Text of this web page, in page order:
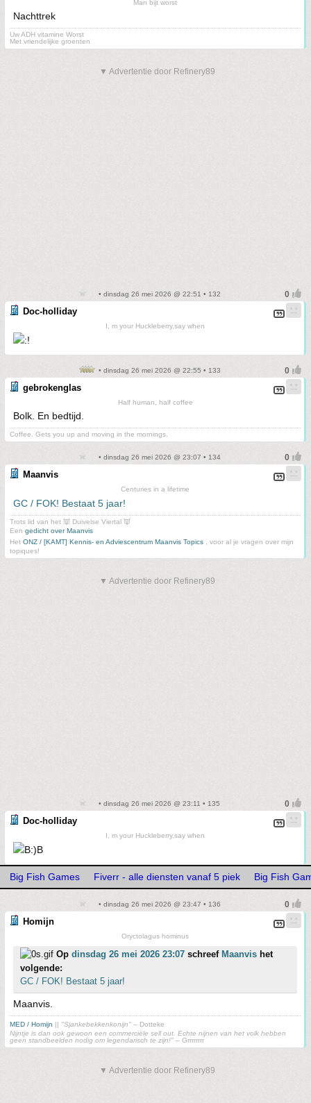
Man bijt worst
Nachttrek
Uw ADH vitamine Worst
Met vriendelijke groenten
▼ Advertentie door Refinery89
• dinsdag 26 mei 2026 @ 22:51 • 132
Doc-holliday
I, m your Huckleberry,say when
• dinsdag 26 mei 2026 @ 22:55 • 133
gebrokenglas
Half human, half coffee
Bolk. En bedtijd.
Coffee. Gets you up and moving in the mornings.
• dinsdag 26 mei 2026 @ 23:07 • 134
Maanvis
Centuries in a lifetime
GC / FOK! Bestaat 5 jaar!
Trots lid van het 👿 Duivelse Viertal 👿
Een gedicht over Maanvis
Het ONZ / [KAMT] Kennis- en Adviescentrum Maanvis Topics , voor al je vragen over mijn
topiques!
▼ Advertentie door Refinery89
• dinsdag 26 mei 2026 @ 23:11 • 135
Doc-holliday
I, m your Huckleberry,say when
Big Fish Games Fiverr - alle diensten vanaf 5 piek Big Fish
• dinsdag 26 mei 2026 @ 23:47 • 136
Homijn
Oryctolagus hominus
Op dinsdag 26 mei 2026 23:07 schreef Maanvis het
volgende:
GC / FOK! Bestaat 5 jaar!
Maanvis.
MED / Homijn || "Sjankebekkenkonijn" – Dotteke
Nijntje is dan ook gewoon een commerciële sell out. Echte nijnen van het volk hebben
geen standbeelden nodig om legendarisch te zijn!" – Grrrrrrrr
▼ Advertentie door Refinery89